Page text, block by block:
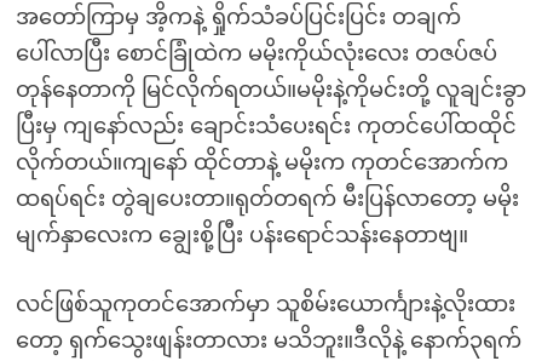
အတော်ကြာမှ အိ့ကနဲ့ ရှိုက်သံခပ်ပြင်းပြင်း တချက်
ပေါ်လာပြီး စောင်ခြုံထဲက မမိုးကိုယ်လုံးလေး တဇပ်ဇပ်
တုန်နေတာကို မြင်လိုက်ရတယ်။မမိုးနဲ့ကိုမင်းတို့ လူချင်းခွာ
ပြီးမှ ကျနော်လည်း ချောင်းသံပေးရင်း ကုတင်ပေါ်ထထိုင်
လိုက်တယ်။ကျနော် ထိုင်တာနဲ့ မမိုးက ကုတင်အောက်က
ထရပ်ရင်း တွဲချပေးတာ။ရုတ်တရက် မီးပြန်လာတော့ မမိုး
မျက်နှာလေးက ချွေးစို့ပြီး ပန်းရောင်သန်းနေတာဗျ။
လင်ဖြစ်သူကုတင်အောက်မှာ သူစိမ်းယောင်္ကျားနဲ့လိုးထား
တော့ ရှက်သွေးဖျန်းတာလား မသိဘူး။ဒီလိုနဲ့ နောက်၃ရက်